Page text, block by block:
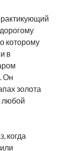
эстонии
которому
в
Он
золота
любой
когда